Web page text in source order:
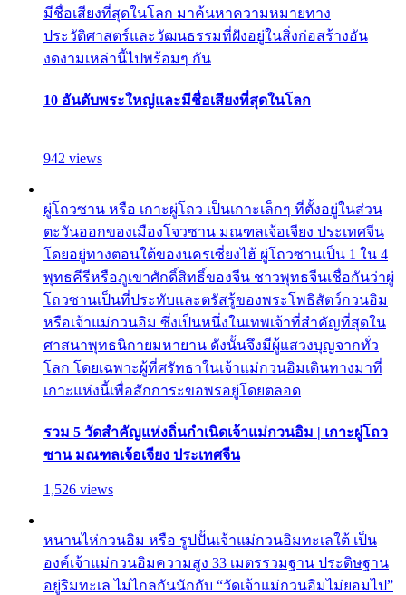
มีชื่อเสียงที่สุดในโลก มาค้นหาความหมายทาง
ประวัติศาสตร์และวัฒนธรรมที่ฝังอยู่ในสิ่งก่อสร้างอัน
งดงามเหล่านี้ไปพร้อมๆ กัน
10 อันดับพระใหญ่และมีชื่อเสียงที่สุดในโลก
942 views
ผู่โถวซาน หรือ เกาะผู่โถว เป็นเกาะเล็กๆ ที่ตั้งอยู่ในส่วน
ตะวันออกของเมืองโจวซาน มณฑลเจ้อเจียง ประเทศจีน
โดยอยู่ทางตอนใต้ของนครเซี่ยงไฮ้ ผู่โถวซานเป็น 1 ใน 4
พุทธคีรีหรือภูเขาศักดิ์สิทธิ์ของจีน ชาวพุทธจีนเชื่อกันว่าผู่
โถวซานเป็นที่ประทับและตรัสรู้ของพระโพธิสัตว์กวนอิม
หรือเจ้าแม่กวนอิม ซึ่งเป็นหนึ่งในเทพเจ้าที่สำคัญที่สุดใน
ศาสนาพุทธนิกายมหายาน ดังนั้นจึงมีผู้แสวงบุญจากทั่ว
โลก โดยเฉพาะผู้ที่ศรัทธาในเจ้าแม่กวนอิมเดินทางมาที่
เกาะแห่งนี้เพื่อสักการะขอพรอยู่โดยตลอด
รวม 5 วัดสำคัญแห่งถิ่นกำเนิดเจ้าแม่กวนอิม | เกาะผู่โถว
ซาน มณฑลเจ้อเจียง ประเทศจีน
1,526 views
หนานไห่กวนอิม หรือ รูปปั้นเจ้าแม่กวนอิมทะเลใต้ เป็น
องค์เจ้าแม่กวนอิมความสูง 33 เมตรรวมฐาน ประดิษฐาน
อยู่ริมทะเล ไม่ไกลกันนักกับ “วัดเจ้าแม่กวนอิมไม่ยอมไป”